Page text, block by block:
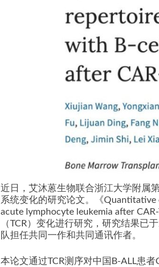
近日，艾沐蒽生物联合浙江大学附属
系统变化的研究论文。《
acute lymphocyte leukemia after
（TCR）变化进行研究，研究结果
队担任共同一作和共同通讯作者。
本论文通过TCR测序对中国B-ALL患